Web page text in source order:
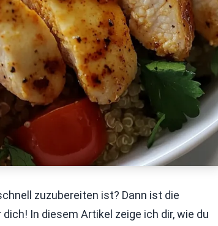
zuzubereiten ist? Dann ist die
In diesem Artikel zeige ich dir, wie du